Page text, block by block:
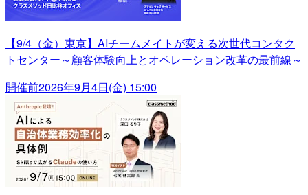
【9/4（金）東京】AIチームメイトが変える次世代コンタク
トセンター～顧客体験向上とオペレーション改革の最前線～
開催前2026年9月4日(金) 15:00